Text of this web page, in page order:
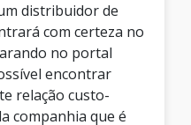
distribuidor de
com certeza no
no portal
encontrar
relação custo-
companhia que é